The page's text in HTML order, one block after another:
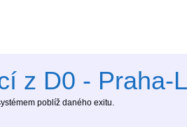
z D0 - Praha-
poblíž daného exitu.